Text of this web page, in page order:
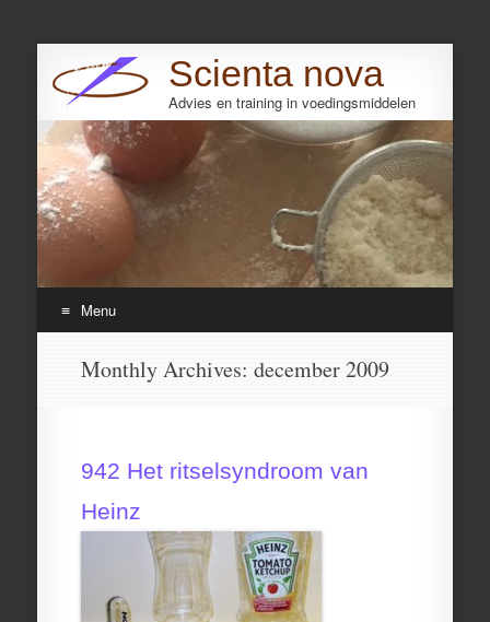
Scienta nova
Advies en training in voedingsmiddelen
Search
Menu
Monthly Archives: december 2009
942 Het ritselsyndroom van
Heinz